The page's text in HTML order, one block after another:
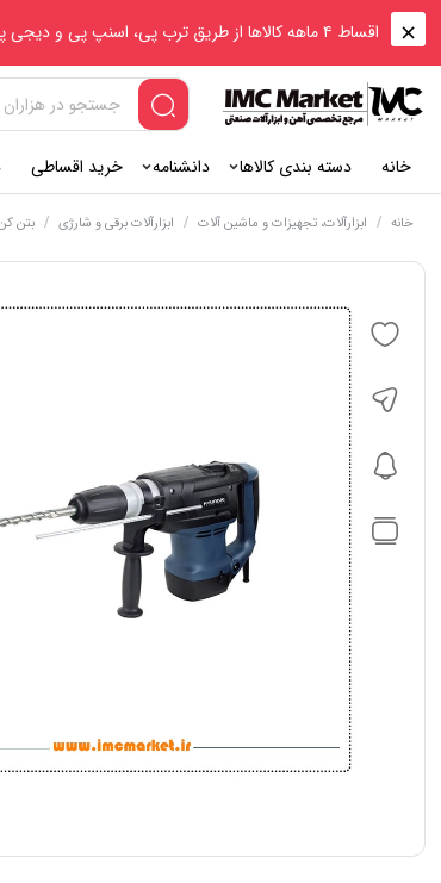
اقساط ۴ ماهه کالاها از طریق ترب پی، اسنپ پی و دیجی پی
خانه دسته بندی کالاها دانشنامه خرید اقساطی
خانه / ابزارآلات، تجهیزات و ماشین آلات / ابزارآلات برقی و شارژی / بتن